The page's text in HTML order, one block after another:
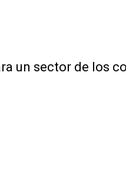
un sector de los